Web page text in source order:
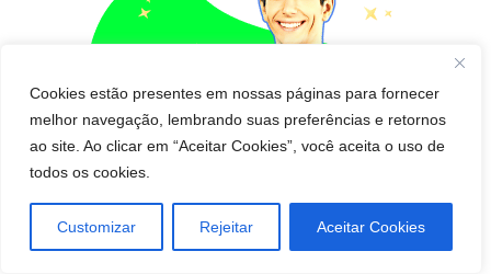
Cookies estão presentes em nossas páginas para fornecer
melhor navegação, lembrando suas preferências e retornos
ao site. Ao clicar em “Aceitar Cookies”, você aceita o uso de
todos os cookies.
Customizar Rejeitar Aceitar Cookies